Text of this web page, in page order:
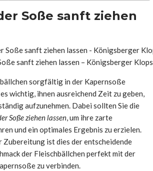
Soße sanft ziehen
sanft ziehen lassen – Königsberger
sorgfältig in der Kapernsoße
wichtig, ihnen ausreichend Zeit zu geben,
aufzunehmen. Dabei sollten Sie die
Soße ziehen lassen, um ihre zarte
und ein optimales Ergebnis zu erzielen.
Zubereitung ist dies der entscheidende
der Fleischbällchen perfekt mit der
zu verbinden.